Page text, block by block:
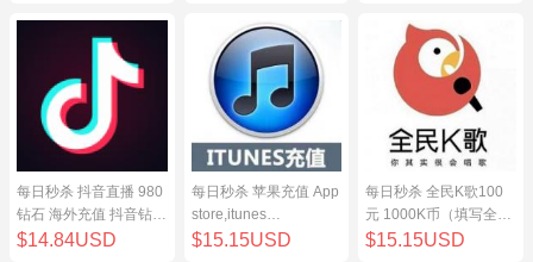
每日秒杀 抖音直播 980
钻石 海外充值 抖音钻石
（原抖币）98元
$14.84USD
每日秒杀 苹果充值 App
store,itunes
store,iphone,ipad中国
$15.15USD
每日秒杀 全民K歌100
元 1000K币（填写全民
K歌号充值）
$15.15USD